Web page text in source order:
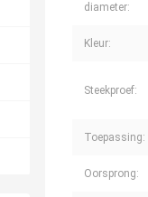
diameter:
Kleur:
Steekproef:
Toepassing:
Oorsprong: